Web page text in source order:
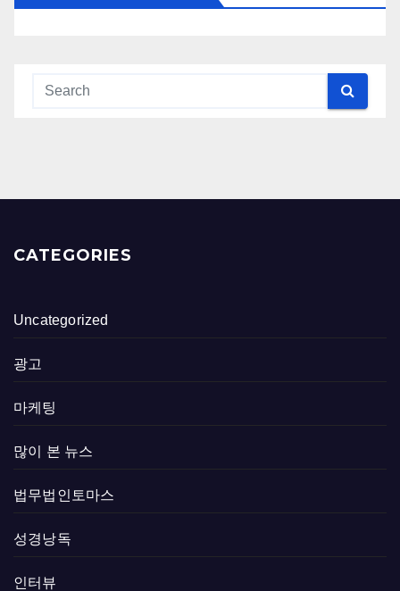
CATEGORIES
Uncategorized
광고
마케팅
많이 본 뉴스
법무법인토마스
성경낭독
인터뷰